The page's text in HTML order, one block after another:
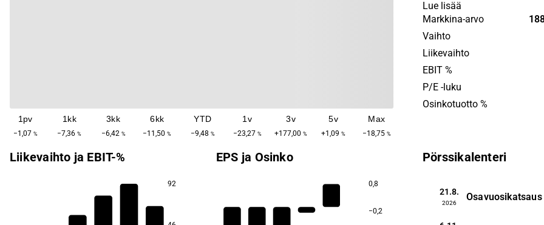
1pv
−1,07 %
1kk
−7,36 %
3kk
−6,42 %
6kk
−11,50 %
YTD
−9,48 %
1v
−23,27 %
3v
+177,00 %
5v
+1,09 %
Max
−18,75 %
as Accurate Player SDK,
and Cantemo. By
information, searchability
structured management of
found in international
focus on TV companies,
and content management
Lue lisää
Markkina-arvo
Vaihto
Liikevaihto
EBIT %
P/E -luku
Osinkotuotto %
Liikevaihto ja EBIT-%
92
EPS ja Osinko
0,8
−0,2
Pörssikalenteri
21.8.
2026
Osavuosikatsaus